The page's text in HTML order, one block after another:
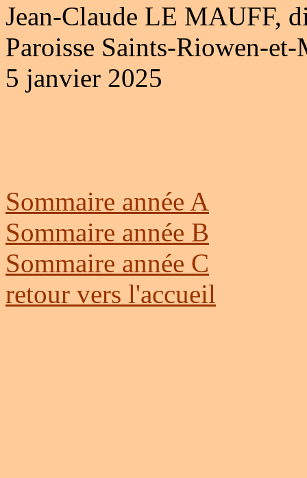
Jean-Claude LE MAUFF,
Paroisse Saints-Riowen-
5 janvier 2025
Sommaire année A
Sommaire année B
Sommaire année C
retour vers l'accueil